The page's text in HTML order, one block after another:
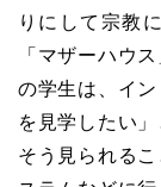
りにして宗教
「マザーハウ
の学生は、イ
を見学したい
そう見られる